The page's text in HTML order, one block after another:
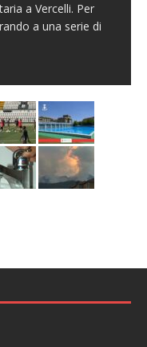
a Vercelli. Per
a una serie di